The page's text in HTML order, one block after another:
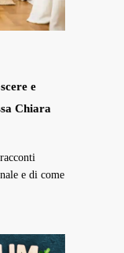
e
Chiara
e di come